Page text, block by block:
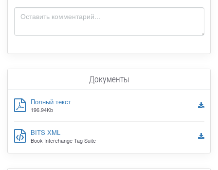
Документы
Полный текст
196.94Kb
BITS XML
Book Interchange Tag Suite